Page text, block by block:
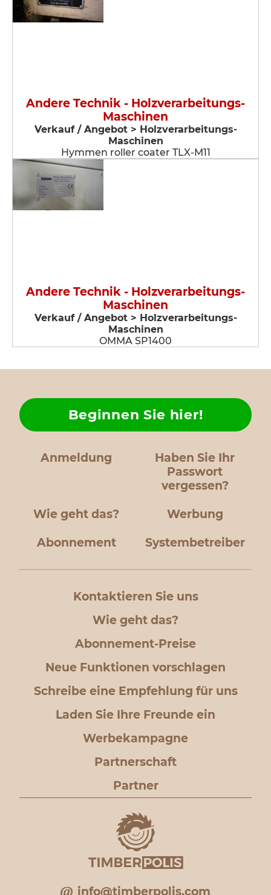
Andere Technik - Holzverarbeitungs-
Maschinen
Verkauf / Angebot > Holzverarbeitungs-
Maschinen
Hymmen roller coater TLX-M11
Andere Technik - Holzverarbeitungs-
Maschinen
Verkauf / Angebot > Holzverarbeitungs-
Maschinen
OMMA SP1400
Anmeldung
Haben Sie Ihr
Passwort
vergessen?
Wie geht das?
Beginnen Sie hier!
Werbung
Abonnement Systembetreiber
Kontaktieren Sie uns
Wie geht das?
Abonnement-Preise
Neue Funktionen vorschlagen
Schreibe eine Empfehlung für uns
Laden Sie Ihre Freunde ein
Werbekampagne
Partnerschaft
Partner
info@timberpolis.com